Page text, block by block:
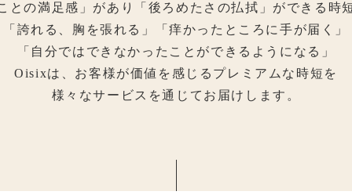
との満足感」があり「後ろめたさの払拭」 ができる時
「誇れる、胸を張れる」
「痒かったところに手が届く」
「自分ではできなかったことができるようになる」
Oisixは、お客様が価値を感じるプレミアムな時短を
様々なサービスを通じてお届けします。